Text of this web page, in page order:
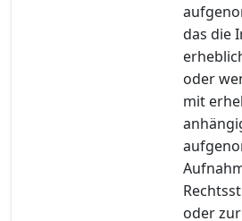
das die
oder
mit
oder